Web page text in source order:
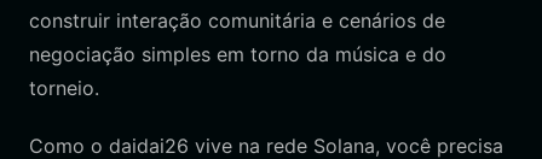
construir interação comunitária e cenários de
negociação simples em torno da música e do
torneio.
Como o daidai26 vive na rede Solana, você precisa